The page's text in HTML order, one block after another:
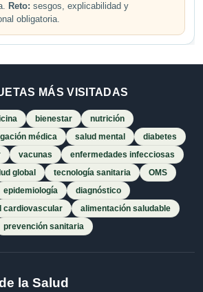
Reto: sesgos, explicabilidad y
obligatoria.
MÁS VISITADAS
bienestar
nutrición
médica salud mental
diabetes
vacunas
enfermedades infecciosas
global tecnología sanitaria
OMS
epidemiología
diagnóstico
cardiovascular
alimentación saludable
prevención sanitaria
la Salud